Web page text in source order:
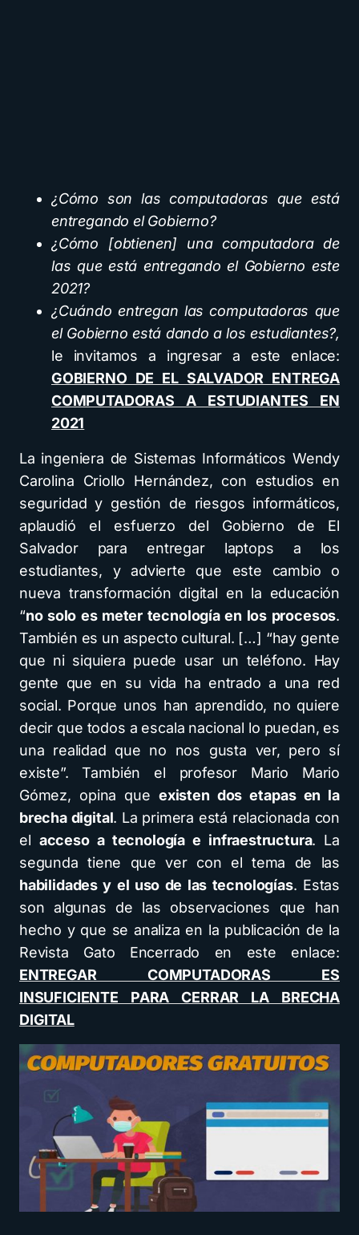
¿Cómo son las computadoras que está
entregando el Gobierno?
¿Cómo [obtienen] una computadora de
las que está entregando el Gobierno este
2021?
¿Cuándo entregan las computadoras que
el Gobierno está dando a los estudiantes?,
le invitamos a ingresar a este enlace:
GOBIERNO DE EL SALVADOR ENTREGA
COMPUTADORAS A ESTUDIANTES EN
2021
La ingeniera de Sistemas Informáticos Wendy
Carolina Criollo Hernández, con estudios en
seguridad y gestión de riesgos informáticos,
aplaudió el esfuerzo del Gobierno de El
Salvador para entregar laptops a los
estudiantes, y advierte que este cambio o
nueva transformación digital en la educación
“no solo es meter tecnología en los procesos.
También es un aspecto cultural. […] “hay gente
que ni siquiera puede usar un teléfono. Hay
gente que en su vida ha entrado a una red
social. Porque unos han aprendido, no quiere
decir que todos a escala nacional lo puedan, es
una realidad que no nos gusta ver, pero sí
existe”. También el profesor Mario Mario
Gómez, opina que existen dos etapas en la
brecha digital. La primera está relacionada con
el acceso a tecnología e infraestructura. La
segunda tiene que ver con el tema de las
habilidades y el uso de las tecnologías. Estas
son algunas de las observaciones que han
hecho y que se analiza en la publicación de la
Revista Gato Encerrado en este enlace:
ENTREGAR COMPUTADORAS ES
INSUFICIENTE PARA CERRAR LA BRECHA
DIGITAL